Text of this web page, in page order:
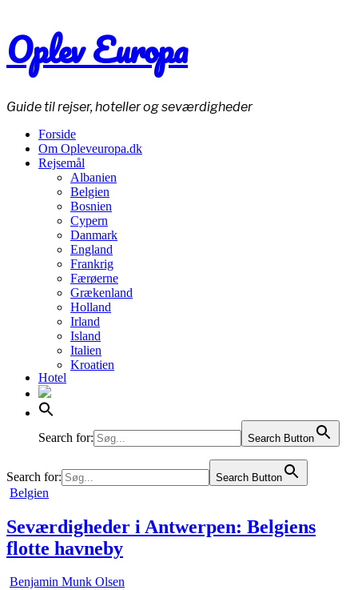
Oplev Europa
Guide til rejser, hoteller og seværdigheder
Forside
Om Opleveuropa.dk
Rejsemål
Albanien
Belgien
Bosnien
Cypern
Danmark
England
Frankrig
Færøerne
Grækenland
Holland
Irland
Island
Italien
Kroatien
Moldova
Norge
Portugal
Schweiz
Serbien
Slovakiet
Spanien
Hotel
Search for: Search Button
Search for: Search Button
Posted
Belgien
Seværdigheder i Antwerpen: Belgiens
flotte havneby
Benjamin Munk Olsen